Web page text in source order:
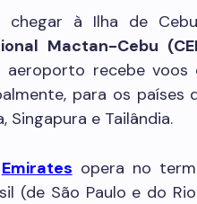
à Ilha de
Mactan-Cebu
aeroporto recebe voos
para os países
Singapura e Tailândia.
Emirates opera no
(de São Paulo e do